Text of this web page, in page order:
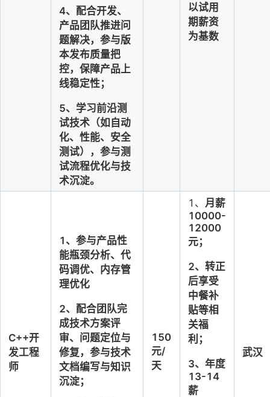
4、配合开发、
产品团队推进问
题解决，参与版
本发布质量把
控，保障产品上
线稳定性；
5、学习前沿测
试技术（如自动
化、性能、安全
测试），参与测
试流程优化与技
术沉淀。
以试用
期薪资
为基数
C++开
发工程
师
1、参与产品性
能瓶颈分析、代
码调优、内存管
理优化
2、配合团队完
成技术方案评
审、问题定位与
修复，参与技术
文档编写与知识
沉淀；
150
元/
天
1、 月薪
10000-
12000
元；
2、转正
后享受
中餐补
贴等相
关福
利；
3、 年度
13-14
薪
武汉